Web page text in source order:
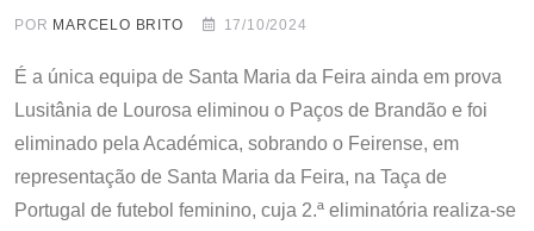
POR MARCELO BRITO 17/10/2024
É a única equipa de Santa Maria da Feira ainda em prova
Lusitânia de Lourosa eliminou o Paços de Brandão e foi
eliminado pela Académica, sobrando o Feirense, em
representação de Santa Maria da Feira, na Taça de
Portugal de futebol feminino, cuja 2.ª eliminatória realiza-se